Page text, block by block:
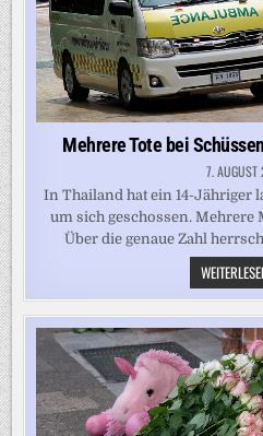
Mehrere Tote bei
7.
In Thailand hat ein 14-Jähriger
um sich geschossen. Mehrere
Über die genaue Zahl